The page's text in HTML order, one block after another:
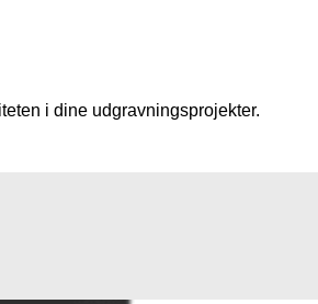
i dine udgravningsprojekter.